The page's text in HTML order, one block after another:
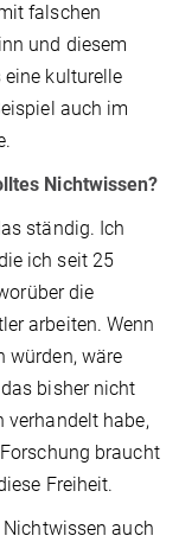
falschen
und diesem
kulturelle
auch im
Nichtwissen?
ständig. Ich
ich seit 25
die
arbeiten. Wenn
würden, wäre
bisher nicht
verhandelt habe,
braucht
Freiheit.
auch